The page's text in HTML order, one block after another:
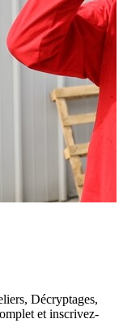
Décryptages,
et inscrivez-